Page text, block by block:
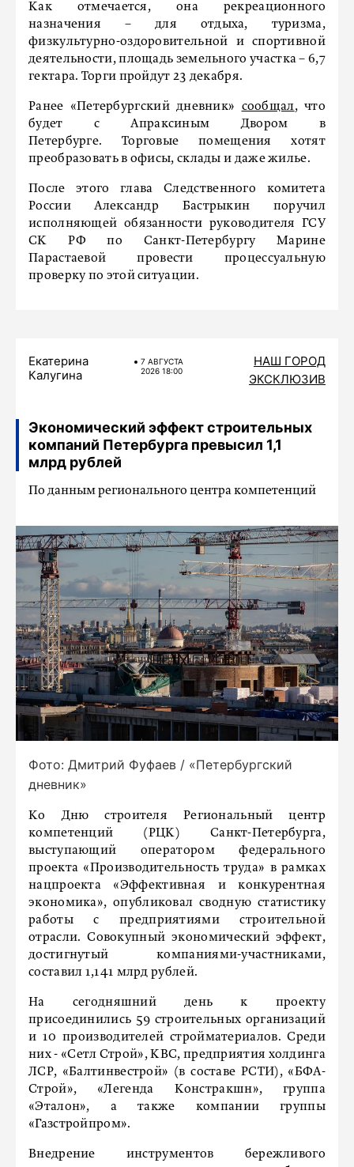
Как отмечается, она рекреационного
назначения – для отдыха, туризма,
физкультурно-оздоровительной и спортивной
деятельности, площадь земельного участка – 6,7
гектара. Торги пройдут 23 декабря.
Ранее «Петербургский дневник» сообщал, что
будет с Апраксиным Двором в
Петербурге. Торговые помещения хотят
преобразовать в офисы, склады и даже жилье.
После этого глава Следственного комитета
России Александр Бастрыкин поручил
исполняющей обязанности руководителя ГСУ
СК РФ по Санкт-Петербургу Марине
Парастаевой провести процессуальную
проверку по этой ситуации.
Екатерина
Калугина
7 АВГУСТА
2026 18:00
НАШ ГОРОД
ЭКСКЛЮЗИВ
Экономический эффект строительных
компаний Петербурга превысил 1,1
млрд рублей
По данным регионального центра компетенций
Фото: Дмитрий Фуфаев / «Петербургский
дневник»
Ко Дню строителя Региональный центр
компетенций (РЦК) Санкт-Петербурга,
выступающий оператором федерального
проекта «Производительность труда» в рамках
нацпроекта «Эффективная и конкурентная
экономика», опубликовал сводную статистику
работы с предприятиями строительной
отрасли. Совокупный экономический эффект,
достигнутый компаниями-участниками,
составил 1,141 млрд рублей.
На сегодняшний день к проекту
присоединились 59 строительных организаций
и 10 производителей стройматериалов. Среди
них - «Сетл Строй», КВС, предприятия холдинга
ЛСР, «Балтинвестрой» (в составе РСТИ), «БФА-
Строй», «Легенда Констракшн», группа
«Эталон», а также компании группы
«Газстройпром».
Внедрение инструментов бережливого